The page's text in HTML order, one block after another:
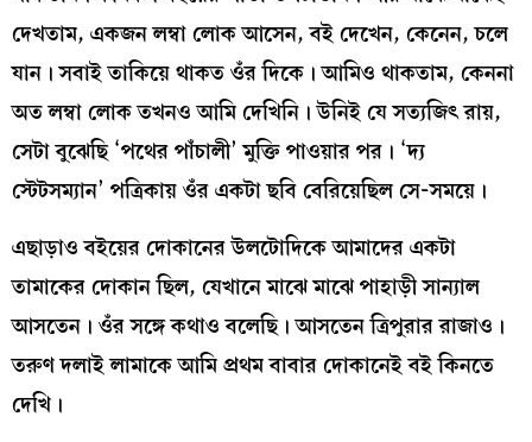
দেখতাম, একজন লম্বা লোক আসেন, বই দেখেন, কেনেন, চলে
যান। সবাই তাকিয়ে থাকত ওঁর দিকে। আমিও থাকতাম, কেননা
অত লম্বা লোক তখনও আমি দেখিনি। উনিই যে সত্যজিৎ রায়,
সেটা বুঝেছি ‘পথের পাঁচালী’ মুক্তি পাওয়ার পর। ‘দ্য
স্টেটসম্যান’ পত্রিকায় ওঁর একটা ছবি বেরিয়েছিল সে-সময়ে।
এছাড়াও বইয়ের দোকানের উলটোদিকে আমাদের একটা
তামাকের দোকান ছিল, যেখানে মাঝে মাঝে পাহাড়ী সান্যাল
আসতেন। ওঁর সঙ্গে কথাও বলেছি। আসতেন ত্রিপুরার রাজাও।
তরুণ দলাই লামাকে আমি প্রথম বাবার দোকানেই বই কিনতে
দেখি।